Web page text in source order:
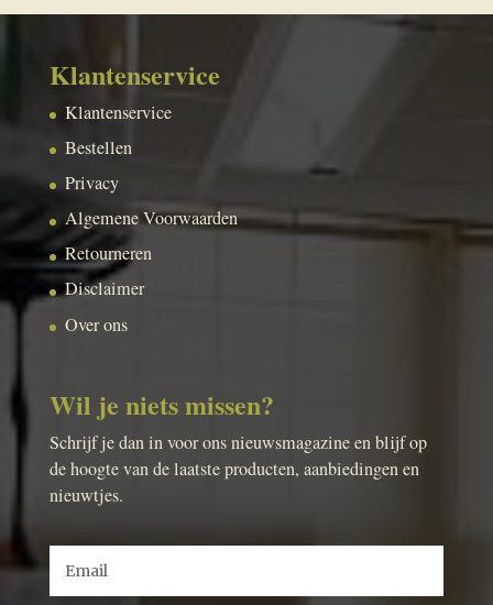
Klantenservice
Klantenservice
Bestellen
Privacy
Algemene Voorwaarden
Retourneren
Disclaimer
Over ons
Wil je niets missen?
Schrijf je dan in voor ons nieuwsmagazine en blijf op
de hoogte van de laatste producten, aanbiedingen en
nieuwtjes.